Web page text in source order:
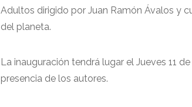
Adultos dirigido por Juan Ramón Ávalos y
del planeta.
La inauguración tendrá lugar el Jueves 11
presencia de los autores.